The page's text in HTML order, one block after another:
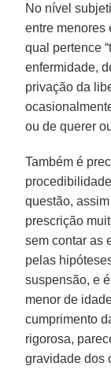
No nível
entre menores
qual pertence
enfermidade,
privação da
ou de querer
Também é
questão,
prescrição
sem contar as
pelas
suspensão, e
menor de
cumprimento
rigorosa,
gravidade dos